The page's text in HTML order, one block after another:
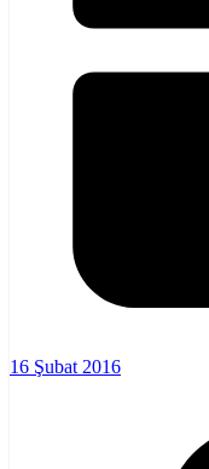
16 Şubat 2016